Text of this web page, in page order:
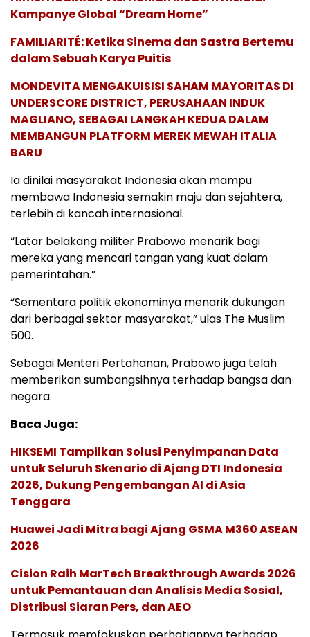
Kampanye Global “Dream Home”
FAMILIARITÉ: Ketika Sinema dan Sastra Bertemu
dalam Sebuah Karya Puitis
MONDEVITA MENGAKUISISI SAHAM MAYORITAS DI
UNDERSCORE DISTRICT, PERUSAHAAN INDUK
MAGLIANO, SEBAGAI LANGKAH KEDUA DALAM
MEMBANGUN PLATFORM MEREK MEWAH ITALIA
BARU
Ia dinilai masyarakat Indonesia akan mampu
membawa Indonesia semakin maju dan sejahtera,
terlebih di kancah internasional.
“Latar belakang militer Prabowo menarik bagi
mereka yang mencari tangan yang kuat dalam
pemerintahan.”
“Sementara politik ekonominya menarik dukungan
dari berbagai sektor masyarakat,” ulas The Muslim
500.
Sebagai Menteri Pertahanan, Prabowo juga telah
memberikan sumbangsihnya terhadap bangsa dan
negara.
Baca Juga:
HIKSEMI Tampilkan Solusi Penyimpanan Data
untuk Seluruh Skenario di Ajang DTI Indonesia
2026, Dukung Pengembangan AI di Asia
Tenggara
Huawei Jadi Mitra bagi Ajang GSMA M360 ASEAN
2026
Cision Raih MarTech Breakthrough Awards 2026
untuk Pemantauan dan Analisis Media Sosial,
Distribusi Siaran Pers, dan AEO